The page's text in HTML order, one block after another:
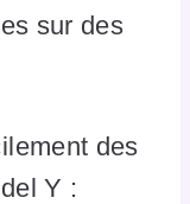
sur des
des
Y :